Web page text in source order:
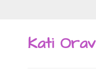
Kati Orav